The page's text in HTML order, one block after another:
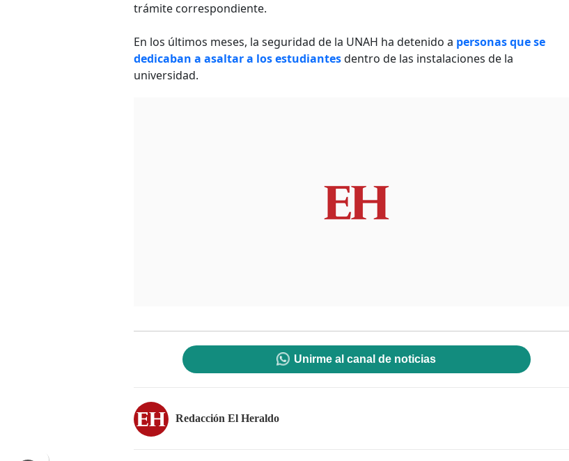
trámite correspondiente.
En los últimos meses, la seguridad de la UNAH ha detenido a personas que se
dedicaban a asaltar a los estudiantesdentro de las instalaciones de la
universidad.
Unirme al canal de noticias
Redacción El Heraldo